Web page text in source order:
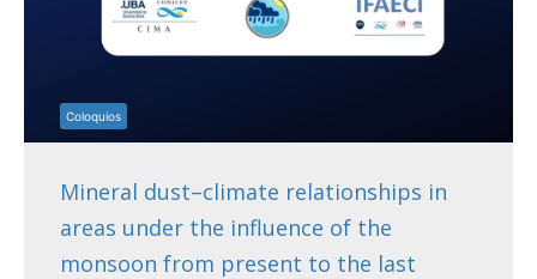
Coloquios
Mineral dust–climate relationships in
areas under the influence of the
monsoon from present to the last